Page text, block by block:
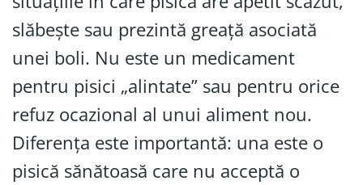
slăbește sau prezintă greață asociată
unei boli. Nu este un medicament
pentru pisici „alintate” sau pentru orice
refuz ocazional al unui aliment nou.
Diferența este importantă: una este o
pisică sănătoasă care nu acceptă o